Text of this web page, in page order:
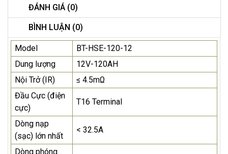
ĐÁNH GIÁ (0)
BÌNH LUẬN (0)
Model
BT-HSE-120-12
Dung lượng
12V-120AH
Nội Trở (IR)
≤ 4.5mΩ
Đầu Cực (điện
cực)
T16 Terminal
Dòng nạp
(sạc) lớn nhất
< 32.5A
Dòng phóng